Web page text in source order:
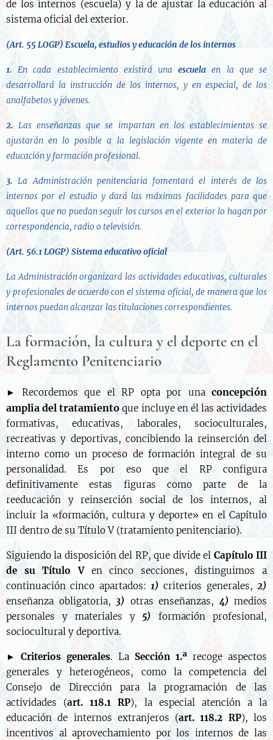
de los internos (escuela) y la de ajustar la educación al
sistema oficial del exterior.
(Art. 55 LOGP) Escuela, estudios y educación de los internos
1.En cada establecimiento existirá unaescuela en la que se
desarrollará la instrucción de los internos, y en especial, de los
analfabetos y jóvenes.
2. Las enseñanzas que se impartan en los establecimientos se
ajustarán en lo posible a la legislación vigente en materia de
educación y formación profesional.
3.La Administración penitenciaria fomentará el interés de los
internos por el estudio y dará las máximas facilidades para que
aquellos que no puedan seguir los cursos en el exterior lo hagan por
correspondencia, radio o televisión.
(Art. 56.1 LOGP) Sistema educativo oficial
La Administración organizará las actividades educativas, culturales
y profesionales de acuerdo con el sistema oficial, de manera que los
internos puedan alcanzar las titulaciones correspondientes.
La formación, la cultura y el deporte en el
Reglamento Penitenciario
► Recordemos que el RP opta por una concepción
amplia del tratamiento que incluye en él las actividades
formativas, educativas, laborales, socioculturales,
recreativas y deportivas, concibiendo la reinserción del
interno como un proceso de formación integral de su
personalidad. Es por eso que el RP configura
definitivamente estas figuras como parte de la
reeducación y reinserción social de los internos, al
incluir la «formación, cultura y deporte» en el Capítulo
III dentro de su Título V (tratamiento penitenciario).
Siguiendo la disposición del RP, que divide el Capítulo III
de su Título V en cinco secciones, distinguimos a
continuación cinco apartados: 1) criterios generales, 2)
enseñanza obligatoria, 3) otras enseñanzas, 4) medios
personales y materiales y 5) formación profesional,
sociocultural y deportiva.
► Criterios generales. La Sección 1.ª recoge aspectos
generales y heterogéneos, como la competencia del
Consejo de Dirección para la programación de las
actividades (art. 118.1 RP), la especial atención a la
educación de internos extranjeros (art. 118.2 RP), los
incentivos al aprovechamiento por los internos de las